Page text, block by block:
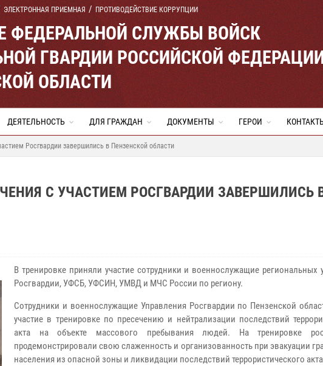
ЭЛЕКТРОННАЯ ПРИЕМНАЯ ПРОТИВОДЕЙСТВИЕ КОРРУПЦИИ
ФЕДЕРАЛЬНОЙ СЛУЖБЫ ВОЙСК
ГВАРДИИ РОССИЙСКОЙ
ОБЛАСТИ
ДЕЯТЕЛЬНОСТЬ ДЛЯ ГРАЖДАН ДОКУМЕНТЫ ГЕРОИ
Росгвардии завершились в Пензенской области
С УЧАСТИЕМ РОСГВАРДИИ ЗАВЕРШИЛИСЬ
В тренировке приняли участие сотрудники и военнослужащие региональных
Росгвардии, УФСБ, УФСИН, УМВД и МЧС России по региону.
Сотрудники и военнослужащие Управления Росгвардии по Пензенской
участие в тренировке по пресечению и нейтрализации последствий
акта на объекте массового пребывания людей. На тренировке
продемонстрировали свою слаженность и организованность при эвакуации
населения из опасной зоны и ликвидации последствий террористического